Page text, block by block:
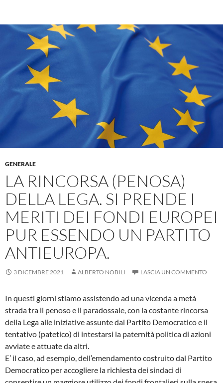
GENERALE
LA RINCORSA (PENOSA)
DELLA LEGA. SI PRENDE I
MERITI DEI FONDI EUROPEI
PUR ESSENDO UN PARTITO
ANTIEUROPA.
3 DICEMBRE 2021 ALBERTO NOBILI LASCIA UN COMMENTO
In questi giorni stiamo assistendo ad una vicenda a metà
strada tra il penoso e il paradossale, con la costante rincorsa
della Lega alle iniziative assunte dal Partito Democratico e il
tentativo (patetico) di intestarsi la paternità politica di azioni
avviate e attuate da altri.
E’ il caso, ad esempio, dell’emendamento costruito dal Partito
Democratico per accogliere la richiesta dei sindaci di